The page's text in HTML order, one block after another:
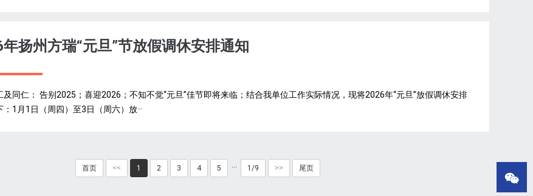
扬州方瑞“元旦”节放假调休安排通知
及同仁： 告别2025；喜迎2026；不知不觉“元旦”佳节即将来临；结合我单位工作实际情况，现将2026年“元旦”放假调休安排
1月1日（周四）至3日（周六）放···
首页 << 1 2 3 4 5 ··· 1/9 >> 尾页
